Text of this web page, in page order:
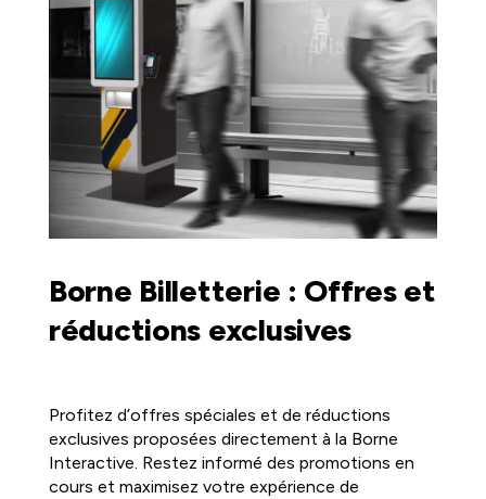
Borne Billetterie : Offres et
réductions exclusives
Profitez d’offres spéciales et de réductions
exclusives proposées directement à la Borne
Interactive. Restez informé des promotions en
cours et maximisez votre expérience de